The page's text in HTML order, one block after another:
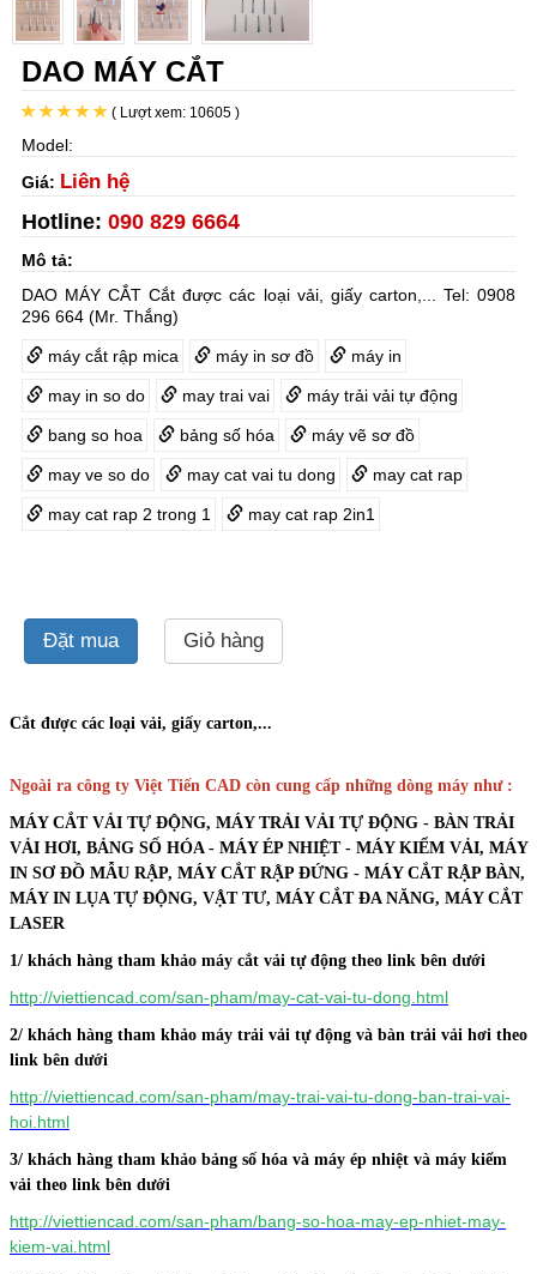
DAO MÁY CẮT
( Lượt xem: 10605 )
Model:
Giá: Liên hệ
Hotline: 090 829 6664
Mô tả:
DAO MÁY CẮT Cắt được các loại vải, giấy carton,... Tel: 0908
296 664 (Mr. Thắng)
máy cắt rập mica máy in sơ đồ máy in
may in so do may trai vai máy trải vải tự động
bang so hoa bảng số hóa máy vẽ sơ đồ
may ve so do may cat vai tu dong may cat rap
may cat rap 2 trong 1 may cat rap 2in1
Đặt mua Giỏ hàng
Cắt được các loại vải, giấy carton,...
Ngoài ra công ty Việt Tiến CAD còn cung cấp những dòng máy như :
MÁY CẮT VẢI TỰ ĐỘNG, MÁY TRẢI VẢI TỰ ĐỘNG - BÀN TRẢI
VẢI HƠI, BẢNG SỐ HÓA - MÁY ÉP NHIỆT - MÁY KIỂM VẢI, MÁY
IN SƠ ĐỒ MẪU RẬP, MÁY CẮT RẬP ĐỨNG - MÁY CẮT RẬP BÀN,
MÁY IN LỤA TỰ ĐỘNG, VẬT TƯ, MÁY CẮT ĐA NĂNG, MÁY CẮT
LASER
1/ khách hàng tham khảo máy cắt vải tự động theo link bên dưới
http://viettiencad.com/san-pham/may-cat-vai-tu-dong.html
2/ khách hàng tham khảo máy trải vải tự động và bàn trải vải hơi theo
link bên dưới
http://viettiencad.com/san-pham/may-trai-vai-tu-dong-ban-trai-vai-
hoi.html
3/ khách hàng tham khảo bảng số hóa và máy ép nhiệt và máy kiểm
vải theo link bên dưới
http://viettiencad.com/san-pham/bang-so-hoa-may-ep-nhiet-may-
kiem-vai.html